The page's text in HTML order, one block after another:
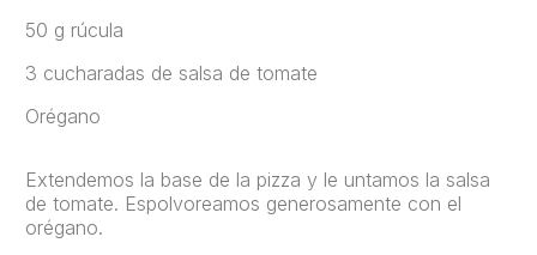
50 g rúcula
3 cucharadas de salsa de tomate
Orégano
Extendemos la base de la pizza y le untamos la salsa
de tomate. Espolvoreamos generosamente con el
orégano.